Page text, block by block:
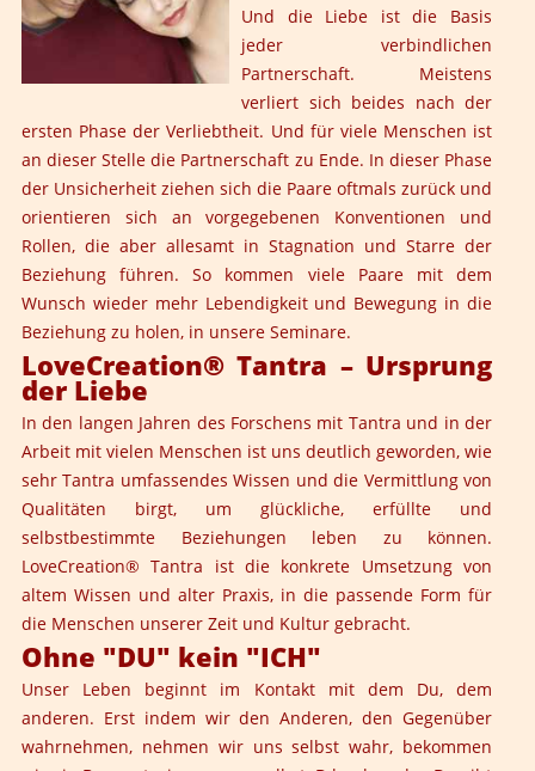
Und die Liebe ist die Basis
jeder verbindlichen
Partnerschaft. Meistens
verliert sich beides nach der
ersten Phase der Verliebtheit. Und für viele Menschen ist
an dieser Stelle die Partnerschaft zu Ende. In dieser Phase
der Unsicherheit ziehen sich die Paare oftmals zurück und
orientieren sich an vorgegebenen Konventionen und
Rollen, die aber allesamt in Stagnation und Starre der
Beziehung führen. So kommen viele Paare mit dem
Wunsch wieder mehr Lebendigkeit und Bewegung in die
Beziehung zu holen, in unsere Seminare.
LoveCreation® Tantra – Ursprung
der Liebe
In den langen Jahren des Forschens mit Tantra und in der
Arbeit mit vielen Menschen ist uns deutlich geworden, wie
sehr Tantra umfassendes Wissen und die Vermittlung von
Qualitäten birgt, um glückliche, erfüllte und
selbstbestimmte Beziehungen leben zu können.
LoveCreation® Tantra ist die konkrete Umsetzung von
altem Wissen und alter Praxis, in die passende Form für
die Menschen unserer Zeit und Kultur gebracht.
Ohne "DU" kein "ICH"
Unser Leben beginnt im Kontakt mit dem Du, dem
anderen. Erst indem wir den Anderen, den Gegenüber
wahrnehmen, nehmen wir uns selbst wahr, bekommen